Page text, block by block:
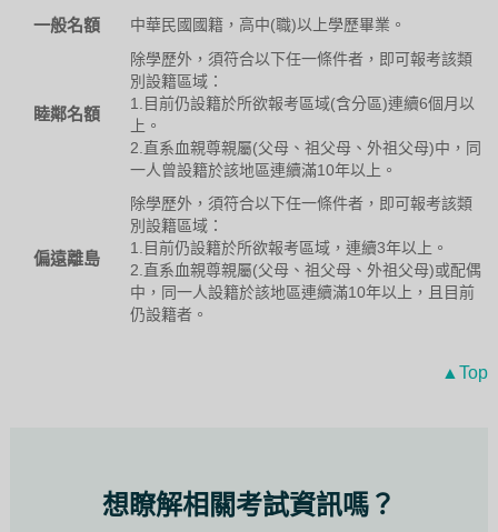
一般名額 中華民國國籍，高中(職)以上學歷畢業。
睦鄰名額
除學歷外，須符合以下任一條件者，即可報考該類
別設籍區域：
1.目前仍設籍於所欲報考區域(含分區)連續6個月以
上。
2.直系血親尊親屬(父母、祖父母、外祖父母)中，同
一人曾設籍於該地區連續滿10年以上。
偏遠離島
除學歷外，須符合以下任一條件者，即可報考該類
別設籍區域：
1.目前仍設籍於所欲報考區域，連續3年以上。
2.直系血親尊親屬(父母、祖父母、外祖父母)或配偶
中，同一人設籍於該地區連續滿10年以上，且目前
仍設籍者。
▲Top
想瞭解相關考試資訊嗎？